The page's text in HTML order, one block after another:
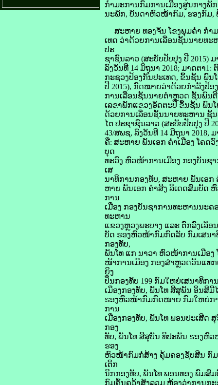
ກຳມະການກົມການເມືອງສູນກາງພັ
ນະພັກ, ບັນດາຫົວໜ້າກົມ, ຮອງກົມ,
ສະຫາຍ ທອງຈັນ ໂຂງພຸມຄຳ ກຳ
ເທດ ວ່າດ້ວຍການເລື່ອນຊັ້ນນາຍທ
ປະ
ຊາຊົນລາວ (ສະບັບປັບປຸງ ປີ 2015)
ລົງວັນທີ 14 ມິຖຸນາ 2018; ມາດຕາ
ກະຊວງປ້ອງກັນປະເທດ, ຂຶ້ນຊັ້ນ ພົນ
ປີ 2015), ກົດໝາຍວ່າດ້ວຍກຳລັງປ້ອ
ການເລື່ອນຊັ້ນນາຍຕຳຫຼວດ ຊັ້ນພົນ
ເລຂາພັກແຂວງອັດຕະປື ຂຶ້ນຊັ້ນ ພົນ
ດ້ວຍການເລື່ອນຊັ້ນນາຍທະຫານ ຊັ້
ໄຕ ປະຊາຊົນລາວ (ສະບັບປັບປຸງ ປີ
43/ສພຊ, ລົງວັນທີ 14 ມີຖຸນາ
ຄື: ສະຫາຍ ພັນເອກ ຄຳເມືອງ ໂຄ
ບຸດ
ທະວົງ ຫົວໜ້າການເມືອງ ກອງບັນຊ
ເສ
ນາທິການກອງທັບ, ສະຫາຍ ພັນເອ
ຫາຍ ພັນເອກ ຄຳສິງ ລືເດດສົມບັດ
ການ
ເມືອງ ກອງບັນຊາການທະຫານນະ
ທະຫານ
ແຂວງຫຼວງພະບາງ ແລະ ຕົກລົງເລື່
ບັດ ຮອງຫົວໜ້າກົມກົດລັບ ກົມເສນາ
ກອງທັບ,
ພັນໂທ ແກ ນາວາ ຫົວໜ້າການເມືອງ
ໜ້າການເມືອງ ກອງສຳຫຼວດວັນແທ
ຍິງ
ປຶນກອງທັບ 199 ກົມໃຫຍ່ເສນາທິກ
ເມຶອງກອງທັບ, ພັນໂທ ສີສຸພັນ ອິນສີ
ຮອງຫົວໜ້າກົມກົດໝາຍ ກົມໃຫຍ່ກາ
ການ
ເມືອງກອງທັບ, ພັນໂທ ພອນປະເສີ
ກອງ
ທັບ, ພັນໂທ ສີສຸບັນ ທິປະພັນ ຮອງຫົ
ຮອງ
ຫົວໜ້າກົມກໍ່ສ້າງ ຄຸ້ມຄອງຊັບສີນ ກົມ
ເຕິກ
ນິກກອງທັບ, ພັນໂທ ພອນທອງ ພົມສົ
ກົມຄົ້ນຄວ້າສັງລວມ ຫ້ອງວ່າການກ